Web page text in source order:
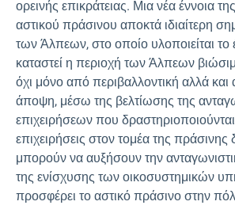
ορεινής επικράτειας. Μια νέα έννοια
αστικού πράσινου αποκτά ιδιαίτερη
των Άλπεων, στο οποίο υλοποιείται το
καταστεί η περιοχή των Άλπεων
όχι μόνο από περιβαλλοντική αλλά και
άποψη, μέσω της βελτίωσης της
επιχειρήσεων που
επιχειρήσεις στον τομέα της πράσινης
μπορούν να αυξήσουν την
της ενίσχυσης των οικοσυστημικών
προσφέρει το αστικό πράσινο στην